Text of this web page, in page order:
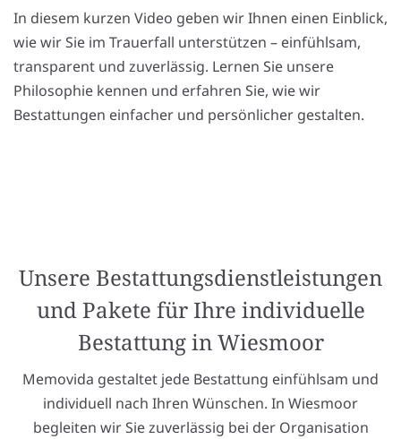
In diesem kurzen Video geben wir Ihnen einen Einblick,
wie wir Sie im Trauerfall unterstützen – einfühlsam,
transparent und zuverlässig. Lernen Sie unsere
Philosophie kennen und erfahren Sie, wie wir
Bestattungen einfacher und persönlicher gestalten.
Unsere Bestattungsdienstleistungen
und Pakete für Ihre individuelle
Bestattung in Wiesmoor
Memovida gestaltet jede Bestattung einfühlsam und
individuell nach Ihren Wünschen. In Wiesmoor
begleiten wir Sie zuverlässig bei der Organisation